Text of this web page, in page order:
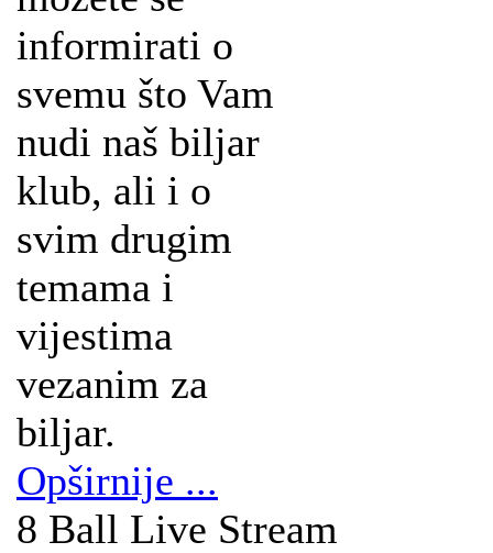
informirati o
svemu što Vam
nudi naš biljar
klub, ali i o
svim drugim
temama i
vijestima
vezanim za
biljar.
Opširnije ...
8 Ball Live Stream